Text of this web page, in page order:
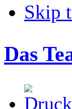
Skip
Das